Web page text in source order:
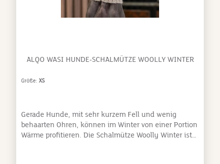
ALQO WASI HUNDE-SCHALMÜTZE WOOLLY WINTER
Größe: XS
Gerade Hunde, mit sehr kurzem Fell und wenig
behaarten Ohren, können im Winter von einer Portion
Wärme profitieren. Die Schalmütze Woolly Winter ist